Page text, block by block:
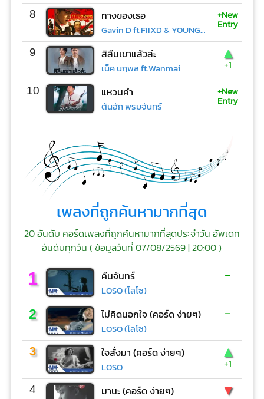
8 ทางของเธอ
Gavin D ft.FIIXD & YOUNGOHM
+New
Entry
9 สิลืมเขาแล้วล่ะ
เน็ค นฤพล ft.Wanmai
▲
+1
10 แหวนคำ
ต้นฮัก พรมจันทร์
+New
Entry
เพลงที่ถูกค้นหามากที่สุด
20 อันดับ คอร์ดเพลงที่ถูกค้นหามากที่สุดประจำวัน อัพเดท
อันดับทุกวัน (ข้อมูลวันที่ 07/08/2569 | 20:00)
1 คืนจันทร์
LOSO (โลโซ)
-
2 ไม่คิดนอกใจ (คอร์ด ง่ายๆ)
LOSO (โลโซ)
-
3 ใจสั่งมา (คอร์ด ง่ายๆ)
LOSO
▲
+1
4 มานะ (คอร์ด ง่ายๆ) ▼